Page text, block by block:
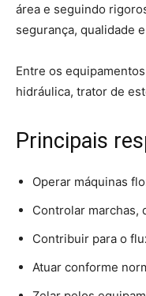
área e seguindo
segurança, qualidade
Entre os
hidráulica, trator de
Principais
Operar máquinas
Controlar marchas,
Contribuir para o
Atuar conforme